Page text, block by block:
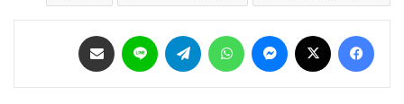
فيسبوك ماسنجر واتساب تيلقرام لاين